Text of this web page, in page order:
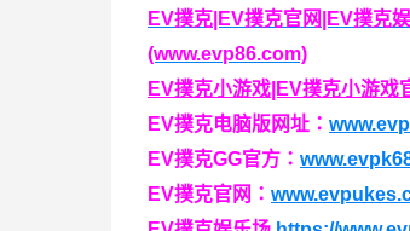
EV撲克|EV撲克官网|EV撲克
(www.evp86.com)
EV撲克小游戏|EV撲克小游
EV撲克电脑版网址：
EV撲克GG官方：
EV撲克官网：